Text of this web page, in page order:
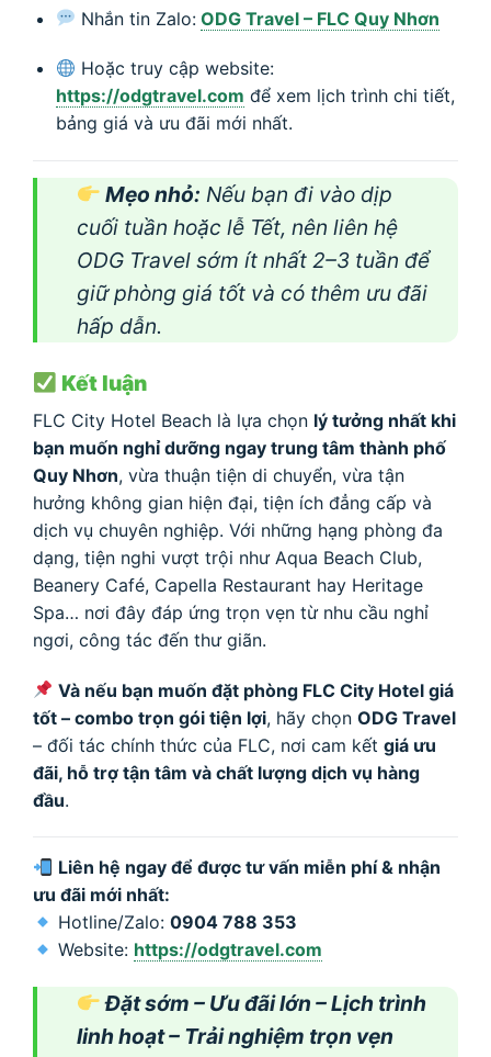
Nhắn tin Zalo: ODG Travel – FLC Quy Nhơn
Hoặc truy cập website:
https://odgtravel.com để xem lịch trình chi tiết,
bảng giá và ưu đãi mới nhất.
Mẹo nhỏ: Nếu bạn đi vào dịp
cuối tuần hoặc lễ Tết, nên liên hệ
ODG Travel sớm ít nhất 2–3 tuần để
giữ phòng giá tốt và có thêm ưu đãi
hấp dẫn.
Kết luận
FLC City Hotel Beach là lựa chọn lý tưởng nhất khi
bạn muốn nghỉ dưỡng ngay trung tâm thành phố
Quy Nhơn, vừa thuận tiện di chuyển, vừa tận
hưởng không gian hiện đại, tiện ích đẳng cấp và
dịch vụ chuyên nghiệp. Với những hạng phòng đa
dạng, tiện nghi vượt trội như Aqua Beach Club,
Beanery Café, Capella Restaurant hay Heritage
Spa… nơi đây đáp ứng trọn vẹn từ nhu cầu nghỉ
ngơi, công tác đến thư giãn.
Và nếu bạn muốn đặt phòng FLC City Hotel giá
tốt – combo trọn gói tiện lợi, hãy chọn ODG Travel
– đối tác chính thức của FLC, nơi cam kết giá ưu
đãi, hỗ trợ tận tâm và chất lượng dịch vụ hàng
đầu.
Liên hệ ngay để được tư vấn miễn phí & nhận
ưu đãi mới nhất:
Hotline/Zalo:0904 788 353
Website: https://odgtravel.com
Đặt sớm – Ưu đãi lớn – Lịch trình
linh hoạt – Trải nghiệm trọn vẹn